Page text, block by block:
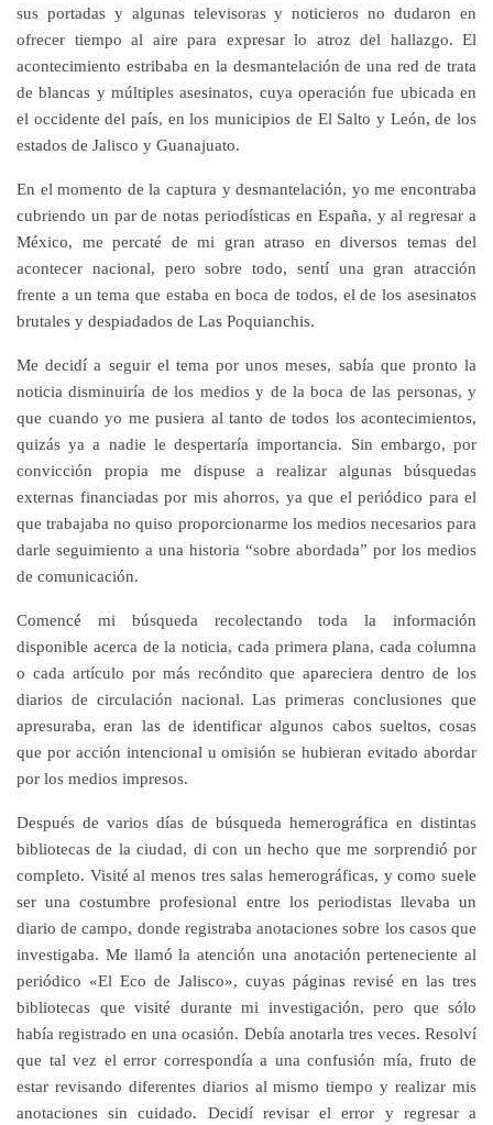
sus portadas y algunas televisoras y noticieros no dudaron en
ofrecer tiempo al aire para expresar lo atroz del hallazgo. El
acontecimiento estribaba en la desmantelación de una red de trata
de blancas y múltiples asesinatos, cuya operación fue ubicada en
el occidente del país, en los municipios de El Salto y León, de los
estados de Jalisco y Guanajuato.
En el momento de la captura y desmantelación, yo me encontraba
cubriendo un par de notas periodísticas en España, y al regresar a
México, me percaté de mi gran atraso en diversos temas del
acontecer nacional, pero sobre todo, sentí una gran atracción
frente a un tema que estaba en boca de todos, el de los asesinatos
brutales y despiadados de Las Poquianchis.
Me decidí a seguir el tema por unos meses, sabía que pronto la
noticia disminuiría de los medios y de la boca de las personas, y
que cuando yo me pusiera al tanto de todos los acontecimientos,
quizás ya a nadie le despertaría importancia. Sin embargo, por
convicción propia me dispuse a realizar algunas búsquedas
externas financiadas por mis ahorros, ya que el periódico para el
que trabajaba no quiso proporcionarme los medios necesarios para
darle seguimiento a una historia “sobre abordada” por los medios
de comunicación.
Comencé mi búsqueda recolectando toda la información
disponible acerca de la noticia, cada primera plana, cada columna
o cada artículo por más recóndito que apareciera dentro de los
diarios de circulación nacional. Las primeras conclusiones que
apresuraba, eran las de identificar algunos cabos sueltos, cosas
que por acción intencional u omisión se hubieran evitado abordar
por los medios impresos.
Después de varios días de búsqueda hemerográfica en distintas
bibliotecas de la ciudad, di con un hecho que me sorprendió por
completo. Visité al menos tres salas hemerográficas, y como suele
ser una costumbre profesional entre los periodistas llevaba un
diario de campo, donde registraba anotaciones sobre los casos que
investigaba. Me llamó la atención una anotación perteneciente al
periódico «El Eco de Jalisco», cuyas páginas revisé en las tres
bibliotecas que visité durante mi investigación, pero que sólo
había registrado en una ocasión. Debía anotarla tres veces. Resolví
que tal vez el error correspondía a una confusión mía, fruto de
estar revisando diferentes diarios al mismo tiempo y realizar mis
anotaciones sin cuidado. Decidí revisar el error y regresar a